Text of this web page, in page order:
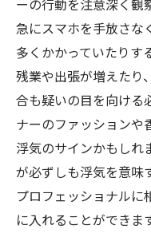
ーの行動を注意深く観
急にスマホを手放さな
多くかかっていたりす
残業や出張が増えたり
合も疑いの目を向ける
ナーのファッションや
浮気のサインかもしれ
が必ずしも浮気を意味
プロフェッショナルに
に入れることができま